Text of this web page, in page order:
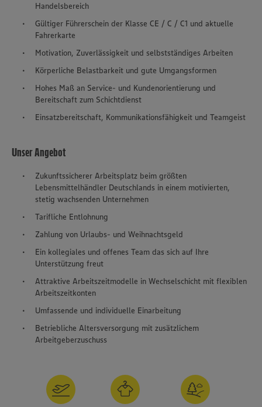
Handelsbereich
Gültiger Führerschein der Klasse CE / C / C1 und aktuelle
Fahrerkarte
Motivation, Zuverlässigkeit und selbstständiges Arbeiten
Körperliche Belastbarkeit und gute Umgangsformen
Hohes Maß an Service- und Kundenorientierung und
Bereitschaft zum Schichtdienst
Einsatzbereitschaft, Kommunikationsfähigkeit und Teamgeist
Unser Angebot
Zukunftssicherer Arbeitsplatz beim größten
Lebensmittelhändler Deutschlands in einem motivierten,
stetig wachsenden Unternehmen
Tarifliche Entlohnung
Zahlung von Urlaubs- und Weihnachtsgeld
Ein kollegiales und offenes Team das sich auf Ihre
Unterstützung freut
Attraktive Arbeitszeitmodelle in Wechselschicht mit flexiblen
Arbeitszeitkonten
Umfassende und individuelle Einarbeitung
Betriebliche Altersversorgung mit zusätzlichem
Arbeitgeberzuschuss